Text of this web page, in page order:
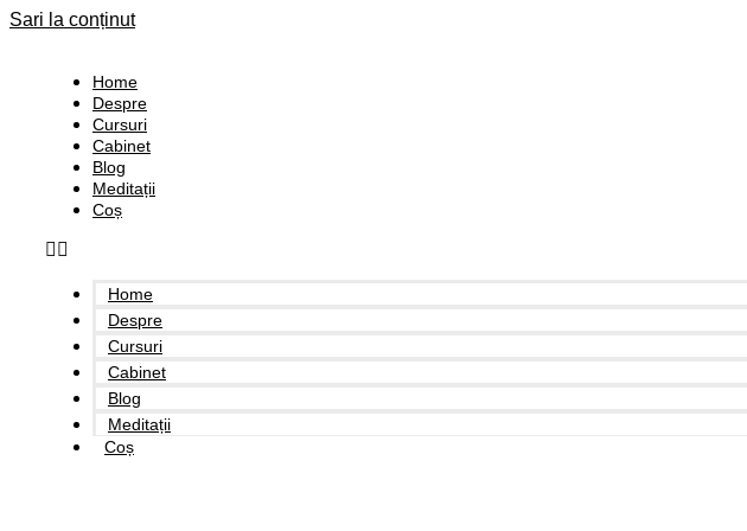
Sari la conținut
Home
Despre
Cursuri
Cabinet
Blog
Meditații
Coș
Home
Despre
Cursuri
Cabinet
Blog
Meditații
Coș